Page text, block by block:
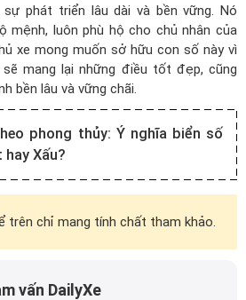
phát triển lâu dài và bền vững. Nó
mệnh, luôn phù hộ cho chủ nhân của
xe mong muốn sở hữu con số này vì
mang lại những điều tốt đẹp, cũng
bền lâu và vững chãi.
phong thủy: Ý nghĩa biển số
hay Xấu?
trên chỉ mang tính chất tham khảo.
vấn DailyXe